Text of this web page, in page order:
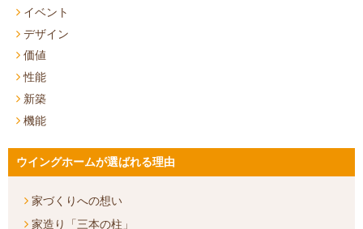
イベント
デザイン
価値
性能
新築
機能
ウイングホームが選ばれる理由
家づくりへの想い
家造り「三本の柱」